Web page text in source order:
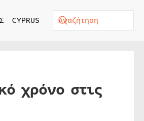
CYPRUS
χρόνο στις